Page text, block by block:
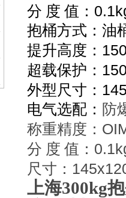
分 度 值：
抱桶方式：油
提升高度：
超载保护：
外型尺寸：
电气选配： 防
称重精度：
分 度 值：
尺寸：
上海300kg